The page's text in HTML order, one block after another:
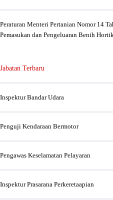
Peraturan Menteri Pertanian Nomor 14
Pemasukan dan Pengeluaran Benih
Jabatan Terbaru
Inspektur Bandar Udara
Penguji Kendaraan Bermotor
Pengawas Keselamatan Pelayaran
Inspektur Prasarana Perkeretaapian